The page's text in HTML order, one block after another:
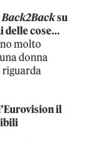
Back2Backsu
delle cose…
molto
donna
riguarda
il